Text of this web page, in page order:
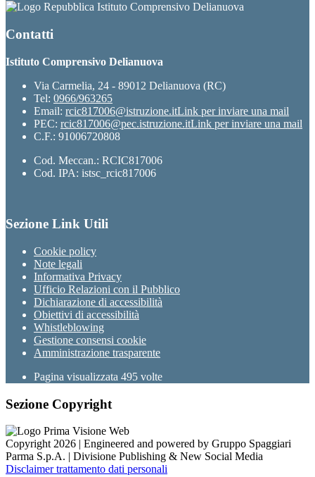
Istituto Comprensivo Delianuova
Contatti
Istituto Comprensivo Delianuova
Via Carmelia, 24 - 89012 Delianuova (RC)
Tel: 0966/963265
Email: rcic817006@istruzione.itLink per inviare una mail
PEC: rcic817006@pec.istruzione.itLink per inviare una mail
C.F.: 91006720808
Cod. Meccan.: RCIC817006
Cod. IPA: istsc_rcic817006
Sezione Link Utili
Cookie policy
Note legali
Informativa Privacy
Ufficio Relazioni con il Pubblico
Dichiarazione di accessibilità
Obiettivi di accessibilità
Whistleblowing
Gestione consensi cookie
Amministrazione trasparente
Pagina visualizzata 495 volte
Sezione Copyright
Copyright 2026 | Engineered and powered by Gruppo Spaggiari
Parma S.p.A. | Divisione Publishing & New Social Media
Disclaimer trattamento dati personali